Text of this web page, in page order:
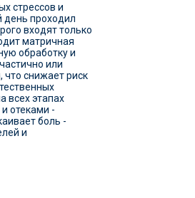
стрессов и
проходил
входят только
матричная
обработку и
или
что снижает риск
всех этапах
отеками -
боль -
и